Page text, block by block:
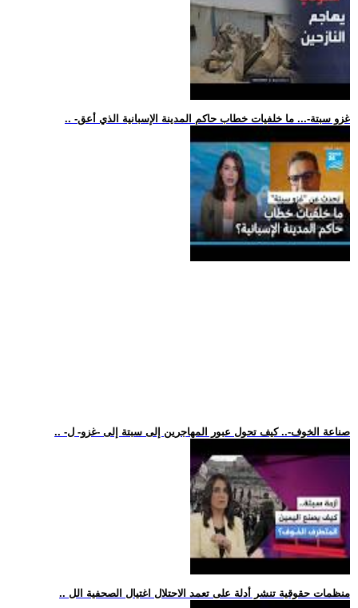
.. -غزو سبتة-... ما خلفيات خطاب حاكم المدينة الإسبانية الذي أعق
.. -صناعة الخوف-.. كيف تحول عبور المهاجرين إلى سبتة إلى -غزو- ل
.. منظمات حقوقية تنشر أدلة على تعمد الاحتلال اغتيال الصحفية الل